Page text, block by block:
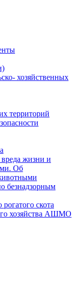
хозяйственных
территорий
жизни и
Об
безнадзорным
скота
хозяйства АШМО